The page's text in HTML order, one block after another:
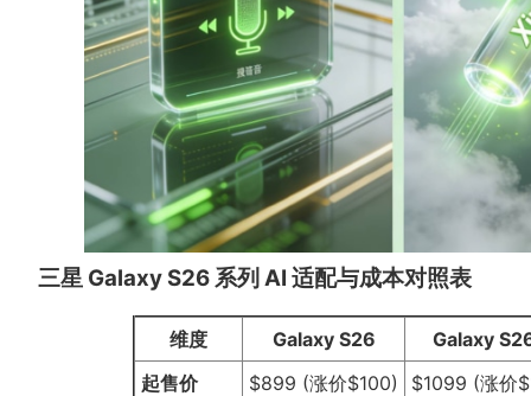
三星 Galaxy S26 系列 AI 适配与成本对照表
维度 Galaxy S26
Galaxy
起售价
$899 (涨价$100)
$1099 (涨价